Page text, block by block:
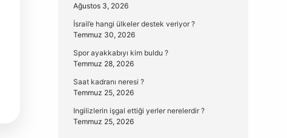
Ağustos 3, 2026
İsrail’e hangi ülkeler destek veriyor ?
Temmuz 30, 2026
Spor ayakkabıyı kim buldu ?
Temmuz 28, 2026
Saat kadranı neresi ?
Temmuz 25, 2026
Ingilizlerin işgal ettiği yerler nerelerdir ?
Temmuz 25, 2026